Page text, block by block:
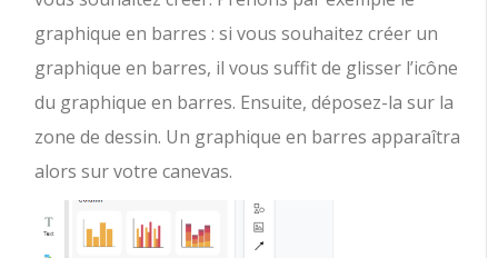
graphique en barres : si vous souhaitez créer un
graphique en barres, il vous suffit de glisser l’icône
du graphique en barres. Ensuite, déposez-la sur la
zone de dessin. Un graphique en barres apparaîtra
alors sur votre canevas.